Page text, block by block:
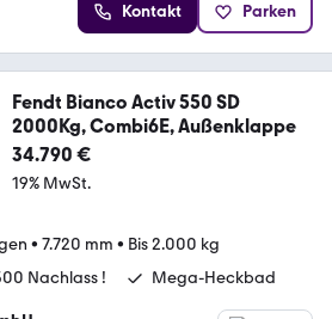
Kontakt Parken
Fendt Bianco Activ 550 SD
2000Kg, Combi6E, Außenklappe
34.790 €
19% MwSt.
• 7.720 mm • Bis 2.000 kg
Nachlass ! Mega-Heckbad